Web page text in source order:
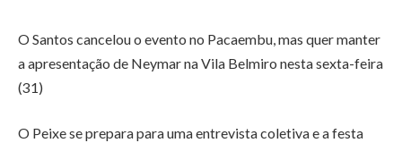
O Santos cancelou o evento no Pacaembu, mas quer manter
a apresentação de Neymar na Vila Belmiro nesta sexta-feira
(31)
O Peixe se prepara para uma entrevista coletiva e a festa